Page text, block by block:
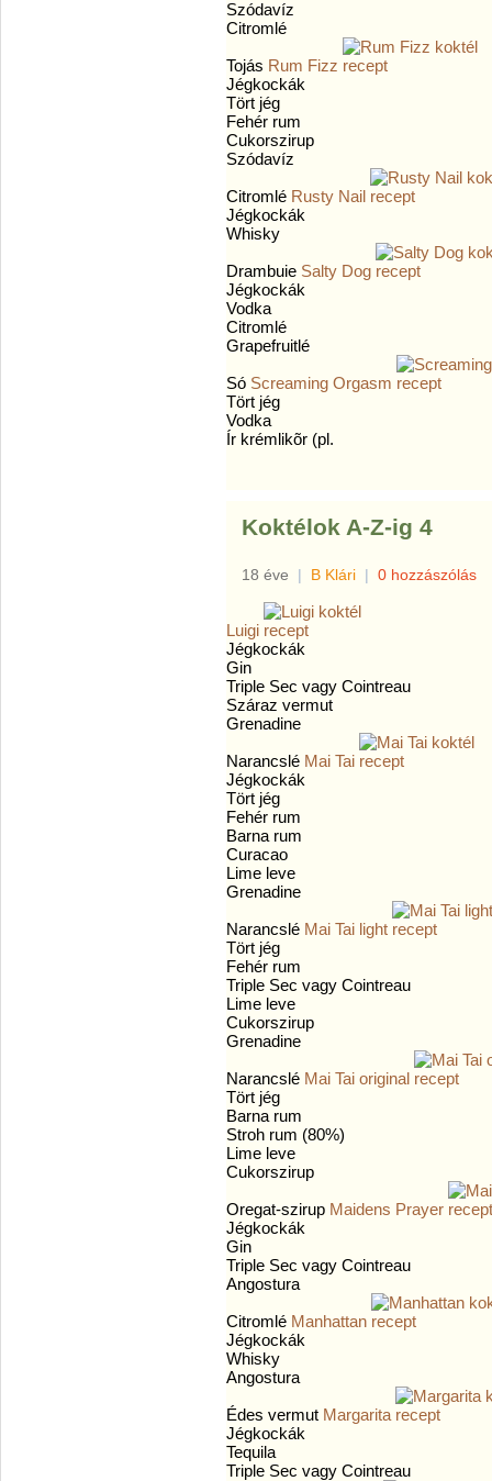
Szódavíz
Citromlé
Tojás Rum Fizz
Jégkockák
Tört jég
Fehér rum
Cukorszirup
Szódavíz
Citromlé Rusty Nail
Jégkockák
Whisky
Drambuie Salty Dog
Jégkockák
Vodka
Citromlé
Grapefruitlé
Só Screaming Orgasm
Tört jég
Vodka
Ír krémlikõr (pl.
Koktélok A-Z-ig 4
18 éve | B Klári | 0 hozzászólás
Luigi
Jégkockák
Gin
Triple Sec vagy Cointreau
Száraz vermut
Grenadine
Narancslé Mai Tai
Jégkockák
Tört jég
Fehér rum
Barna rum
Curacao
Lime leve
Grenadine
Narancslé Mai Tai light
Tört jég
Fehér rum
Triple Sec vagy Cointreau
Lime leve
Cukorszirup
Grenadine
Narancslé Mai Tai original
Tört jég
Barna rum
Stroh rum (80%)
Lime leve
Cukorszirup
Oregat-szirup Maidens Prayer
Jégkockák
Gin
Triple Sec vagy Cointreau
Angostura
Citromlé Manhattan
Jégkockák
Whisky
Angostura
Édes vermut Margarita
Jégkockák
Tequila
Triple Sec vagy Cointreau